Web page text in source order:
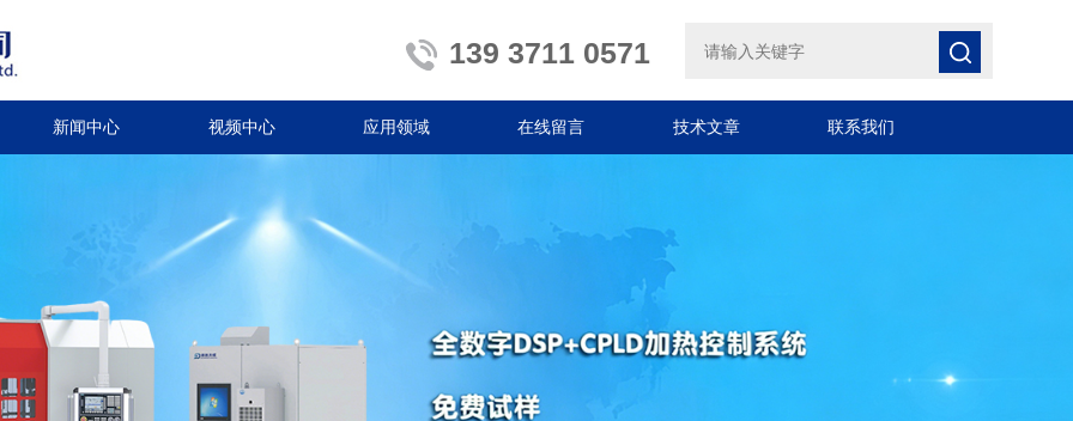
139 3711 0571
新闻中心 视频中心 应用领域 在线留言 技术文章 联系我们